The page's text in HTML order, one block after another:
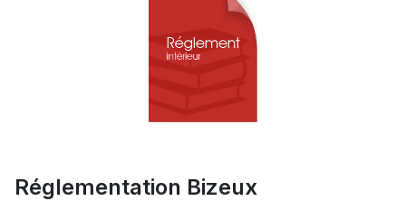
Réglementation Bizeux